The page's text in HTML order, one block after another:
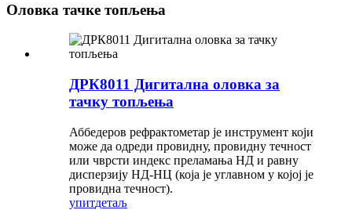
Оловка тачке топљења
ДРК8011 Дигитална оловка за
тачку топљења
Аббедеров рефрактометар је инструмент који
може да одреди провидну, провидну течност
или чврсти индекс преламања НД и равну
дисперзију НД-НЦ (која је углавном у којој је
провидна течност).
упитдетаљ